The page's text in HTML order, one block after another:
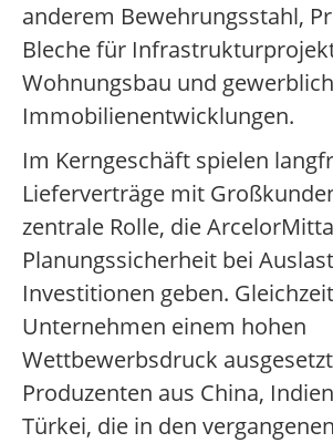
anderem Bewehrungsstahl,
Bleche für
Wohnungsbau und
Immobilienentwicklungen.
Im Kerngeschäft spielen
Lieferverträge mit
zentrale Rolle, die
Planungssicherheit bei
Investitionen geben.
Unternehmen einem hohen
Wettbewerbsdruck
Produzenten aus China,
Türkei, die in den